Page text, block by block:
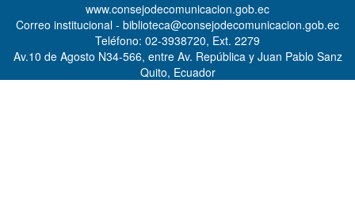
www.consejodecomunicacion.gob.ec
Correo institucional - biblioteca@consejodecomunicacion.gob.ec
Teléfono: 02-3938720, Ext. 2279
Av.10 de Agosto N34-566, entre Av. República y Juan Pablo Sanz
Quito, Ecuador